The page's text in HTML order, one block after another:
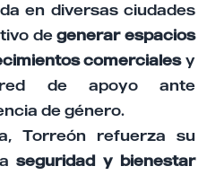
en diversas ciudades
degenerar espacios
comercialesy
de apoyo ante
de género.
Torreón refuerza su
seguridad y bienestar